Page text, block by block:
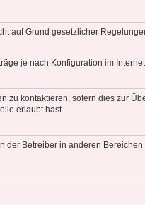
auf Grund gesetzlicher
je nach Konfiguration im
kontaktieren, sofern dies zur
erlaubt hast.
Betreiber in anderen